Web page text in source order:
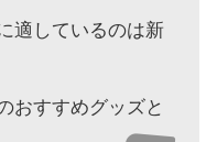
適しているのは新
おすすめグッズと